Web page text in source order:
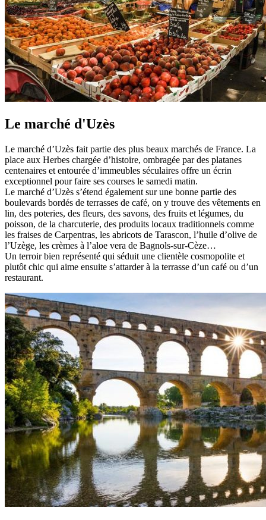
Le marché d'Uzès
Le marché d’Uzès fait partie des plus beaux marchés de France. La
place aux Herbes chargée d’histoire, ombragée par des platanes
centenaires et entourée d’immeubles séculaires offre un écrin
exceptionnel pour faire ses courses le samedi matin.
Le marché d’Uzès s’étend également sur une bonne partie des
boulevards bordés de terrasses de café, on y trouve des vêtements en
lin, des poteries, des fleurs, des savons, des fruits et légumes, du
poisson, de la charcuterie, des produits locaux traditionnels comme
les fraises de Carpentras, les abricots de Tarascon, l’huile d’olive de
l’Uzège, les crèmes à l’aloe vera de Bagnols-sur-Cèze…
Un terroir bien représenté qui séduit une clientèle cosmopolite et
plutôt chic qui aime ensuite s’attarder à la terrasse d’un café ou d’un
restaurant.